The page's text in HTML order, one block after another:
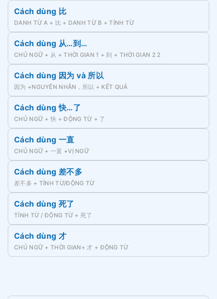
Cách dùng 比
DANH TỪ A + 比 + DANH TỪ B + TÍNH TỪ
Cách dùng 从…到…
CHỦ NGỮ + 从 + THỜI GIAN 1 + 到 + THỜI GIAN 2 2
Cách dùng 因为 và 所以
因为 +NGUYÊN NHÂN，所以 + KẾT QUẢ
Cách dùng 快…了
CHỦ NGỮ + 快 + ĐỘNG TỪ + 了
Cách dùng 一直
CHỦ NGỮ + 一直 +VỊ NGỮ
Cách dùng 差不多
差不多 + TÍNH TỪ/ĐỘNG TỪ
Cách dùng 死了
TÍNH TỪ / ĐỘNG TỪ + 死了
Cách dùng 才
CHỦ NGỮ + THỜI GIAN+ 才 + ĐỘNG TỪ